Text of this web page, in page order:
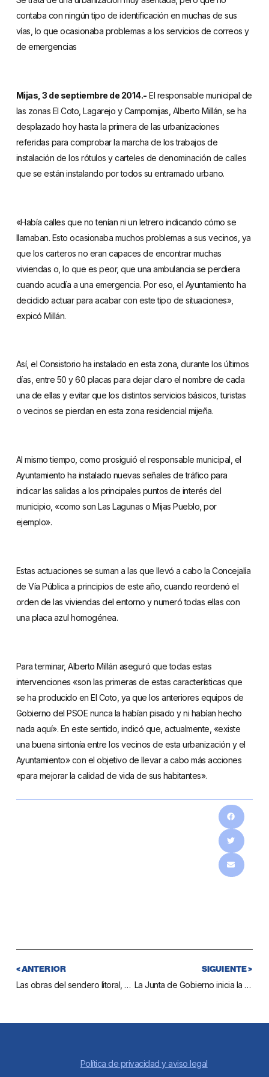
contaba con ningún tipo de identificación en muchas de sus
vías, lo que ocasionaba problemas a los servicios de correos y
de emergencias
Mijas, 3 de septiembre de 2014.- El responsable municipal de
las zonas El Coto, Lagarejo y Campomijas, Alberto Millán, se ha
desplazado hoy hasta la primera de las urbanizaciones
referidas para comprobar la marcha de los trabajos de
instalación de los rótulos y carteles de denominación de calles
que se están instalando por todos su entramado urbano.
«Había calles que no tenían ni un letrero indicando cómo se
llamaban. Esto ocasionaba muchos problemas a sus vecinos, ya
que los carteros no eran capaces de encontrar muchas
viviendas o, lo que es peor, que una ambulancia se perdiera
cuando acudía a una emergencia. Por eso, el Ayuntamiento ha
decidido actuar para acabar con este tipo de situaciones»,
expicó Millán.
Así, el Consistorio ha instalado en esta zona, durante los últimos
días, entre 50 y 60 placas para dejar claro el nombre de cada
una de ellas y evitar que los distintos servicios básicos, turistas
o vecinos se pierdan en esta zona residencial mijeña.
Al mismo tiempo, como prosiguió el responsable municipal, el
Ayuntamiento ha instalado nuevas señales de tráfico para
indicar las salidas a los principales puntos de interés del
municipio, «como son Las Lagunas o Mijas Pueblo, por
ejemplo».
Estas actuaciones se suman a las que llevó a cabo la Concejalía
de Vía Pública a principios de este año, cuando reordenó el
orden de las viviendas del entorno y numeró todas ellas con
una placa azul homogénea.
Para terminar, Alberto Millán aseguró que todas estas
intervenciones «son las primeras de estas características que
se ha producido en El Coto, ya que los anteriores equipos de
Gobierno del PSOE nunca la habían pisado y ni habían hecho
nada aquí». En este sentido, indicó que, actualmente, «existe
una buena sintonía entre los vecinos de esta urbanización y el
Ayuntamiento» con el objetivo de llevar a cabo más acciones
«para mejorar la calidad de vida de sus habitantes».
< ANTERIOR
Las obras del sendero litoral, al 50% de su ejecución
SIGUIENTE >
La Junta de Gobierno inicia la tramitación de un plan parcial que permitirá la construcción de 495 viviendas en Rincón del Hinojal
Política de privacidad y aviso legal